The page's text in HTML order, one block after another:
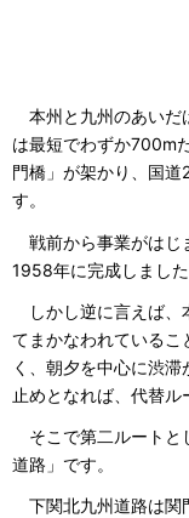
本州と九州のあいだ
は最短でわずか700m
門橋」が架かり、国道
す。
戦前から事業がはじ
1958年に完成しました
しかし逆に言えば、
てまかなわれているこ
く、朝夕を中心に渋
止めとなれば、代替ル
そこで第二ルートと
道路」です。
下関北九州道路は関